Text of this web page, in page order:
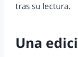
tras su lectura.
Una